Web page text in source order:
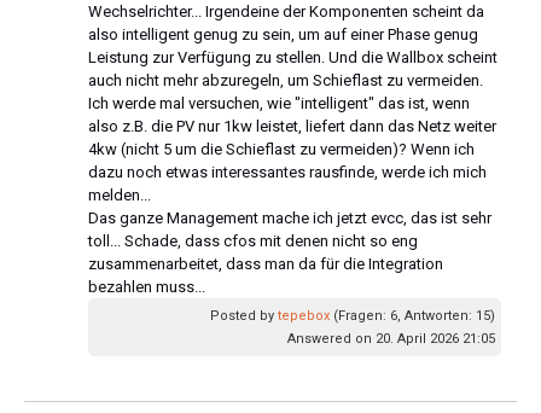
Wechselrichter... Irgendeine der Komponenten scheint da
also intelligent genug zu sein, um auf einer Phase genug
Leistung zur Verfügung zu stellen. Und die Wallbox scheint
auch nicht mehr abzuregeln, um Schieflast zu vermeiden.
Ich werde mal versuchen, wie "intelligent" das ist, wenn
also z.B. die PV nur 1kw leistet, liefert dann das Netz weiter
4kw (nicht 5 um die Schieflast zu vermeiden)? Wenn ich
dazu noch etwas interessantes rausfinde, werde ich mich
melden...
Das ganze Management mache ich jetzt evcc, das ist sehr
toll... Schade, dass cfos mit denen nicht so eng
zusammenarbeitet, dass man da für die Integration
bezahlen muss...
Posted by tepebox (Fragen: 6, Antworten: 15)
Answered on 20. April 2026 21:05